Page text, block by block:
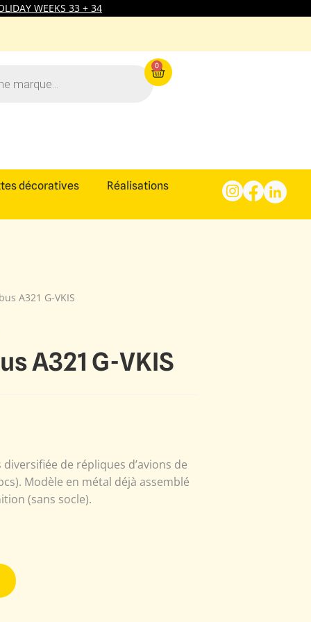
WEEKS 33 + 34
0
décoratives Réalisations
A321 G-VKIS
A321 G-VKIS
de répliques d’avions de
Modèle en métal déjà assemblé
(sans socle).